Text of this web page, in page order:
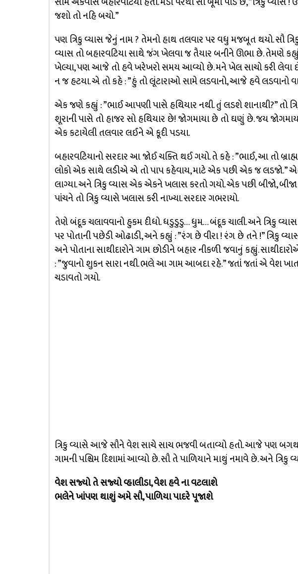
જશો તો નહિ બચો.”
પણ ત્રિકુ વ્યાસ જેનું નામ ? તેમનો હાથ તલવાર પર વધુ મજબૂત થયો. સૌ
વ્યાસ તો બહારવટિયા સાથે જંગ ખેલવા જ તૈયાર બનીને ઊભા છે. તેમણે કહ્યું
ખેલ્યા, પણ આજે તો હવે ખરેખરો સમય આવ્યો છે. મને ખેલ સાચો કરી લેવા
ન જ હટયા. એ તો કહે : ”હું તો લૂંટારાઓ સામે લડવાનો, આજે હવે લડવાનો
એક જણે કહ્યું : ”ભાઈ આપણી પાસે હથિયાર નથી. તું લડશે શાનાથી?” તો
શૂરાની પાસે તો હાજર સો હથિયાર છે! જોગમાયા છે તો ઘણું છે. જય
એક કટાયેલી તલવાર લઈને એ કૂદી પડયા.
બહારવટિયાનો સરદાર આ જોઈ ચક્તિ થઈ ગયો. તે કહે : ”ભાઈ, આ તો
લોકો એક સાથે લડીએ એ તો પાપ કહેવાય, માટે એક પછી એક જ લડજો.”
લાગ્યા. અને ત્રિકુ વ્યાસ એક એકને ખલાસ કરતો ગયો. એક પછી બીજો, બીજા
પાંચને તો ત્રિકુ વ્યાસે ખલાસ કરી નાખ્યા. સરદાર ગભરાયો.
તેણે બંદૂક ચલાવવાનો હુકમ દીધો. ધડુડુડુ… ધુમ… બંદૂક ચાલી. અને ત્રિકુ
પર પોતાની પછેડી ઓઢાડી, અને કહ્યું : ”રંગ છે વીરા ! રંગ છે તને !” ત્રિકુ
અને પોતાના સાથીદારોને ગામ છોડીને બહાર નીકળી જવાનું કહ્યું.
: ”જુવાનો શુકન સારા નથી. ભલે આ ગામ આબદા રહે.” જતાં જતાં એ વેશ
ચડાવતો ગયો.
ત્રિકુ વ્યાસે આજે સૌને વેશ સાચે સાચ ભજવી બતાવ્યો હતો. આજે પણ
ગામની પશ્ચિમ દિશામાં આવ્યો છે. સૌ તે પાળિયાને માથું નમાવે છે. અને
વેશ સજ્યો તે સજ્યો વ્હાલીડા, વેશ હવે ના વટલાશે
ભલેને ખાંપણ થાશું અમે સૌ, પાળિયા પાદરે પૂજાશે